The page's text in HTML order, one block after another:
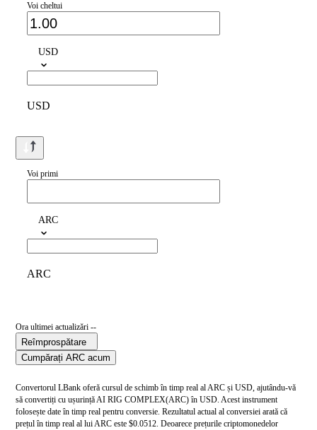
Voi cheltui
USD
USD
Voi primi
ARC
ARC
Ora ultimei actualizări --
Reîmprospătare
Cumpărați ARC acum
Convertorul LBank oferă cursul de schimb în timp real al ARC și USD, ajutându-vă
să convertiți cu ușurință AI RIG COMPLEX(ARC) în USD. Acest instrument
folosește date în timp real pentru conversie. Rezultatul actual al conversiei arată că
prețul în timp real al lui ARC este $0.0512. Deoarece prețurile criptomonedelor